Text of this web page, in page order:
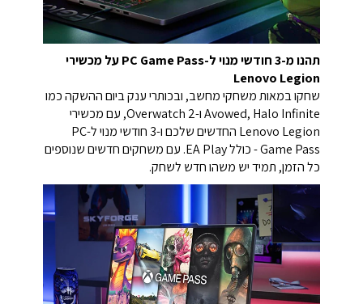
תהנו מ-3 חודשי מנוי ל-PC Game Pass על מכשירי
Lenovo Legion
שחקו במאות משחקי מחשב, ובכותרי ענק ביום ההשקה כמו
Avowed, Halo Infinite ו-Overwatch 2, עם מכשירי
Lenovo Legion החדשים שלכם ו-3 חודשי מנוי ל-PC
Game Pass - כולל EA Play. עם משחקים חדשים שנוספים
כל הזמן, תמיד יש משהו חדש לשחק.